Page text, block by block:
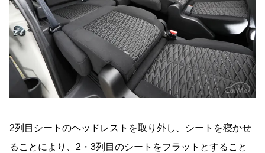
2列目シートのヘッドレストを取り外し、シートを寝かせ
ることにより、2・3列目のシートをフラットとすること